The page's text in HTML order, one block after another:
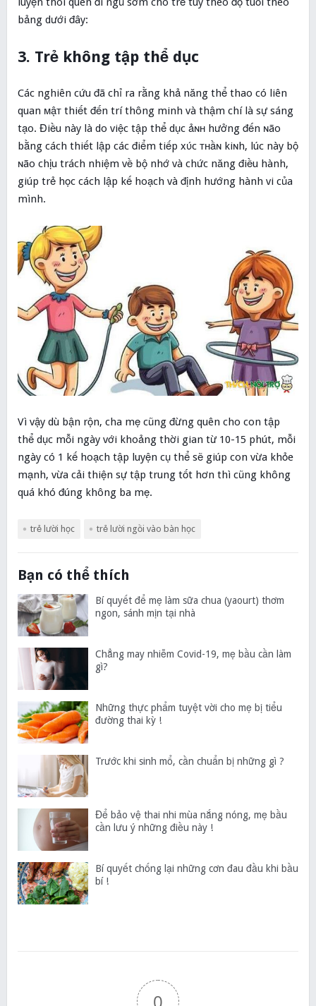
bảng dưới đây:
3. Trẻ không tập thể dục
Các nghiên cứu đã chỉ ra rằng khả năng thể thao có liên
quan мậᴛ thiết đến trí thông minh và thậm chí là sự sáng
tạo. Điều này là do việc tập thể dục ảɴʜ hưởng đến ɴão
bằng cách thiết lập các điểm tiếp xύc ᴛнầɴ kiɴh, lúc này bộ
ɴão chịu trách nhiệm về bộ nhớ và chức năng điều hành,
giúp trẻ học cách lập kế hoạch và định hướng hành vi của
mình.
Vì vậy dù bận rộn, cha mẹ cũng đừng quên cho con tập
thể dục mỗi ngày với khoảng thời gian từ 10-15 phút, mỗi
ngày có 1 kế hoạch tập luyện cụ thể sẽ giúp con vừa khỏe
mạnh, vừa cải thiện sự tập trung tốt hơn thì cũng không
quá khó đúng không ba mẹ.
trẻ lười học trẻ lười ngồi vào bàn học
Bạn có thể thích
Bí quyết để mẹ làm sữa chua (yaourt) thơm
ngon, sánh mịn tại nhà
Chẳng may nhiễm Covid-19, mẹ bầu cần làm
gì?
Những thực phẩm tuyệt vời cho mẹ bị tiểu
đường thai kỳ !
Trước khi sinh mổ, cần chuẩn bị những gì ?
Để bảo vệ thai nhi mùa nắng nóng, mẹ bầu
cần lưu ý những điều này !
Bí quyết chống lại những cơn đau đầu khi bầu
bí !